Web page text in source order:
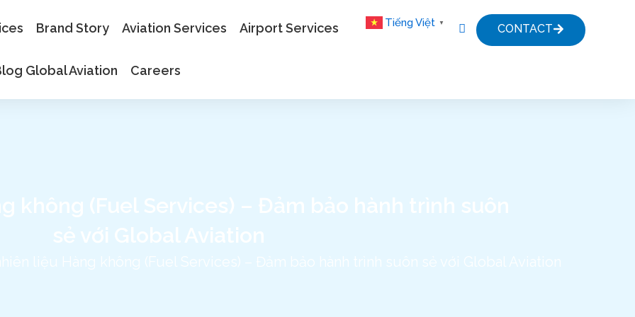
Brand Story Aviation Services Airport Services
Global Aviation Careers
Tiếng Việt ▼ CONTACT
không (Fuel Services) – Đảm bảo hành trình suôn
sẻ với Global Aviation
liệu Hàng không (Fuel Services) – Đảm bảo hành trình suôn sẻ với Global Aviation